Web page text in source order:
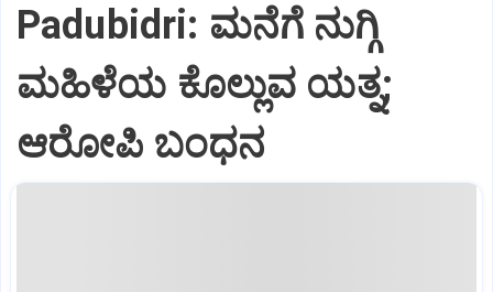
Padubidri: ಮನೆಗೆ ನುಗ್ಗಿ
ಮಹಿಳೆಯ ಕೊಲ್ಲುವ ಯತ್ನ;
ಆರೋಪಿ ಬಂಧನ